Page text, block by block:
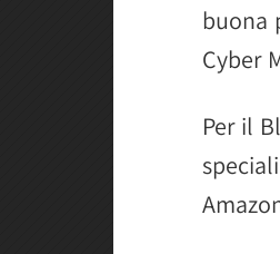
buona
Cyber
Per il